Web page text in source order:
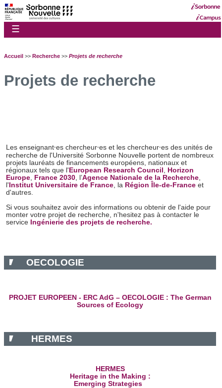
☰
Accueil >> Recherche >> Projets de recherche
Projets de recherche
Les enseignant⸱es chercheur⸱es et les chercheur⸱es des unités de
recherche de l'Université Sorbonne Nouvelle portent de nombreux
projets lauréats de financements européens, nationaux et
régionaux tels que l' European Research Council , Horizon
Europe, France 2030, l’Agence Nationale de la Recherche,
l' Institut Universitaire de France, la Région Île-de-France et
d'autres.
Si vous souhaitez avoir des informations ou obtenir de l'aide pour
monter votre projet de recherche, n'hesitez pas à contacter le
service Ingénierie des projets de recherche.
OECOLOGIE
PROJET EUROPEEN - ERC AdG – OECOLOGIE : The German
Sources of Ecology
HERMES
HERMES
Heritage in the Making :
Emerging Strategies